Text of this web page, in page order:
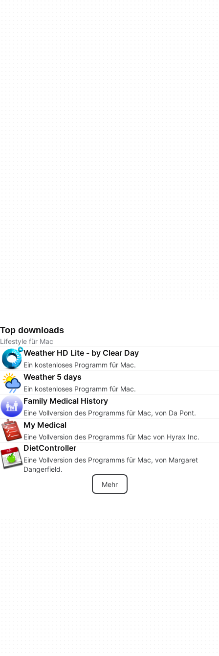
Top downloads
Lifestyle für Mac
Weather HD Lite - by Clear Day
Ein kostenloses Programm für Mac.
Weather 5 days
Ein kostenloses Programm für Mac.
Family Medical History
Eine Vollversion des Programms für Mac, von Da Pont.
My Medical
Eine Vollversion des Programms für Mac von Hyrax Inc.
DietController
Eine Vollversion des Programms für Mac, von Margaret
Dangerfield.
Mehr